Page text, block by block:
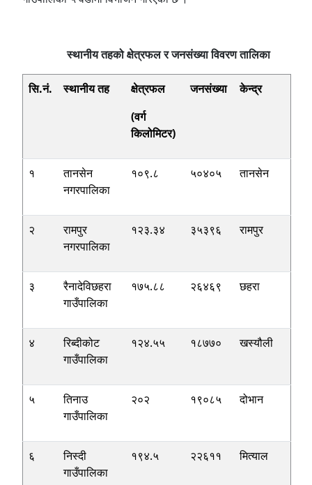
स्थानीय तहको क्षेत्रफल र जनसंख्या विवरण तालिका
सि.नं. स्थानीय तह
क्षेत्रफल
(वर्ग
किलोमिटर)
जनसंख्या केन्द्र
१
तानसेन
नगरपालिका
१०९.८ ५०४०५ तानसेन
२
रामपुर
नगरपालिका
१२३.३४ ३५३९६ रामपुर
३
रैनादेविछहरा
गाउँपालिका
१७५.८८ २६४६९ छहरा
४
रिब्दीकोट
गाउँपालिका
१२४.५५ १८७७० खस्यौली
५
तिनाउ
गाउँपालिका
२०२ १९०८५ दोभान
६
निस्दी
गाउँपालिका
१९४.५ २२६११ मित्याल